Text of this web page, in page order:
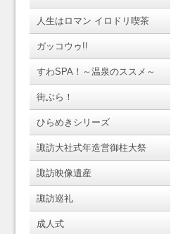
人生はロマン イロドリ喫茶
ガッコウゥ!!
すわSPA！～温泉のススメ～
街ぶら！
ひらめきシリーズ
諏訪大社式年造営御柱大祭
諏訪映像遺産
諏訪巡礼
成人式